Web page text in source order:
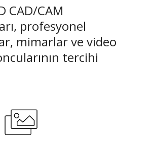
CAD/CAM
profesyonel
mimarlar ve video
tercihi